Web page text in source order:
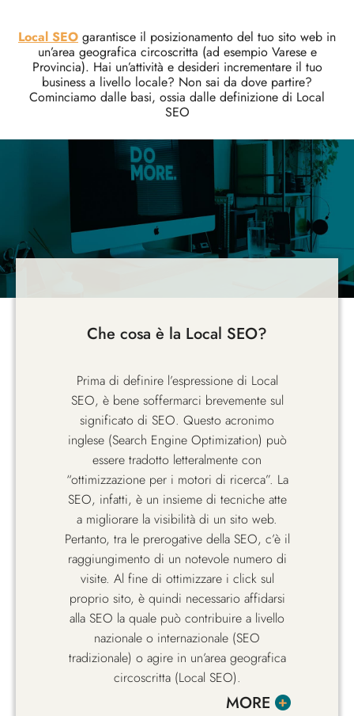
Local SEO garantisce il posizionamento del tuo sito web in
un’area geografica circoscritta (ad esempio Varese e
Provincia). Hai un’attività e desideri incrementare il tuo
business a livello locale? Non sai da dove partire?
Cominciamo dalle basi, ossia dalle definizione di Local
SEO
Che cosa è la Local SEO?
Prima di definire l’espressione di Local
SEO, è bene soffermarci brevemente sul
significato di SEO. Questo acronimo
inglese (Search Engine Optimization) può
essere tradotto letteralmente con
“ottimizzazione per i motori di ricerca”. La
SEO, infatti, è un insieme di tecniche atte
a migliorare la visibilità di un sito web.
Pertanto, tra le prerogative della SEO, c’è il
raggiungimento di un notevole numero di
visite. Al fine di ottimizzare i click sul
proprio sito, è quindi necessario affidarsi
alla SEO la quale può contribuire a livello
nazionale o internazionale (SEO
tradizionale) o agire in un’area geografica
circoscritta (Local SEO).
MORE